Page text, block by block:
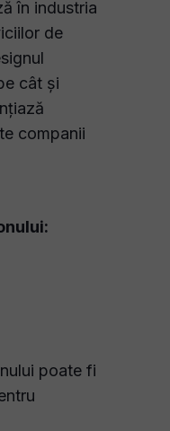
în industria
de
cât și
companii
poate fi